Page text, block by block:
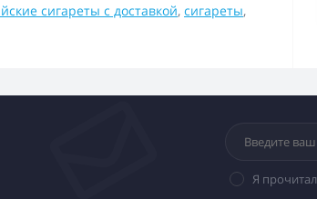
сигареты с доставкой, сигареты,
Я прочитал